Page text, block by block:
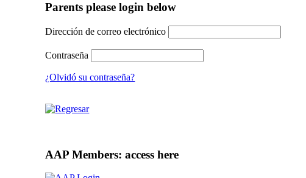
Parents please login below
Dirección de correo electrónico
Contraseña
¿Olvidó su contraseña?
AAP Members: access here